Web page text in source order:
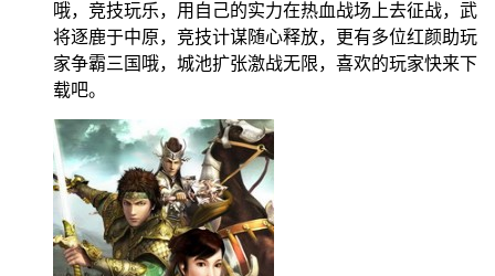
哦，竞技玩乐，用自己的实力在热血战场上去征战，武
将逐鹿于中原，竞技计谋随心释放，更有多位红颜助玩
家争霸三国哦，城池扩张激战无限，喜欢的玩家快来下
载吧。